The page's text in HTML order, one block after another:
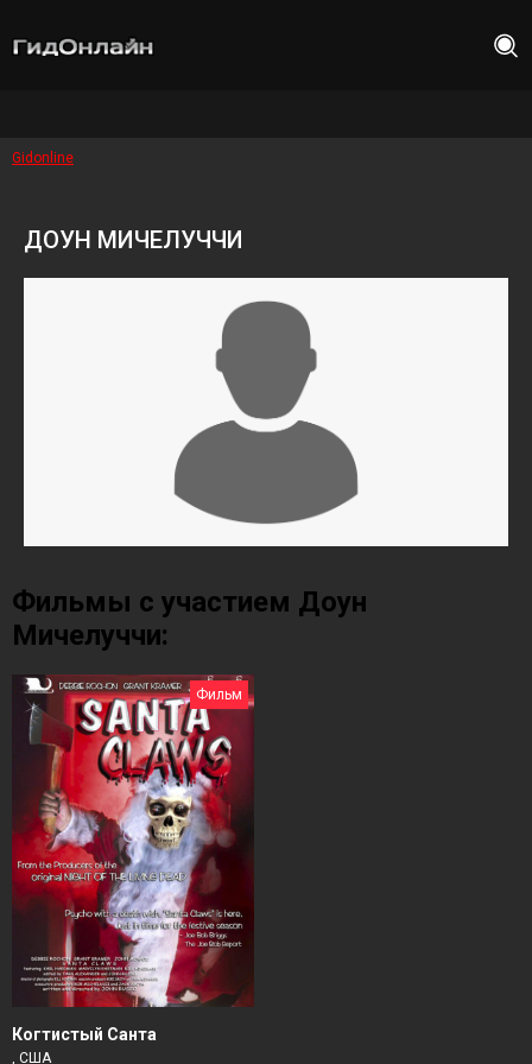
Gidonline
ДОУН МИЧЕЛУЧЧИ
Фильмы с участием Доун
Мичелуччи:
Фильм
Когтистый Санта
, США